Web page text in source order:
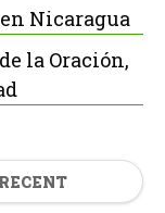
Nicaragua
la Oración,
RECENT